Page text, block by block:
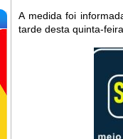
A medida foi
tarde desta quinta-